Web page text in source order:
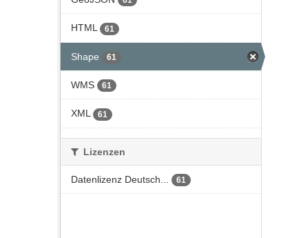
HTML 61
Shape 61
WMS 61
XML 61
Lizenzen
Datenlizenz Deutsch... 61